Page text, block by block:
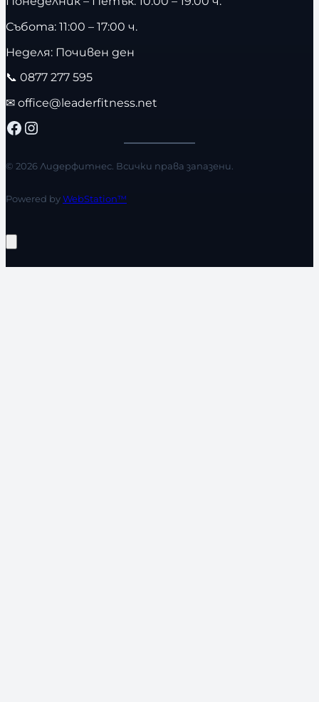
Събота: 11:00 – 17:00 ч.
Неделя: Почивен ден
📞 0877 277 595
✉ office@leaderfitness.net
Facebook Instagram
© 2026 Лидерфитнес. Всички права запазени.
Powered byWebStation™